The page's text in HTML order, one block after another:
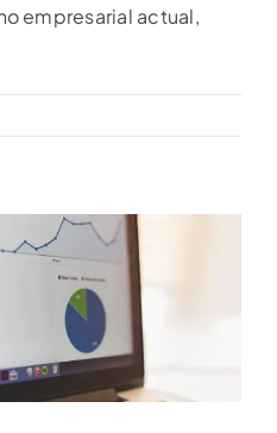
empresarial actual,